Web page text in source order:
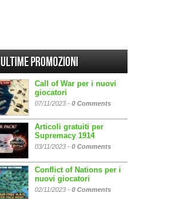
Ultime promozioni
Call of War per i nuovi
giocatori
07/11/2023 - 0 Comments
Articoli gratuiti per
Supremacy 1914
03/11/2023 - 0 Comments
Conflict of Nations per i
nuovi giocatori
02/11/2023 - 0 Comments